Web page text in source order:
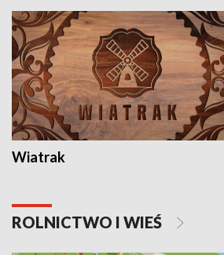
Wiatrak
ROLNICTWO I WIEŚ